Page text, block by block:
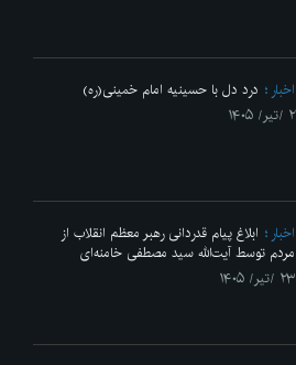
اخبار
درد دل با حسینیه امام خمینی(ره)
۲ /تیر/ ۱۴۰۵
اخبار
ابلاغ پیام قدردانی رهبر معظم انقلاب از
مردم توسط آیت‌الله سید مصطفی خامنه‌ای
۲۳ /تیر/ ۱۴۰۵